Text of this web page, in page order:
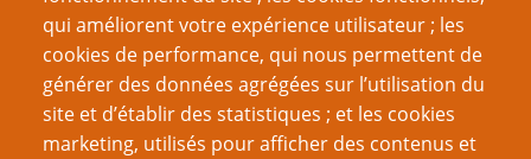
qui améliorent votre expérience utilisateur ; les
cookies de performance, qui nous permettent de
générer des données agrégées sur l’utilisation du
site et d’établir des statistiques ; et les cookies
marketing, utilisés pour afficher des contenus et
décembre 2021(13)
septembre 2021(20)
juin 2021 (16)